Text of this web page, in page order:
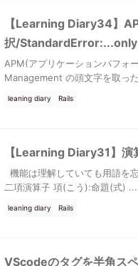
【Learning Diary34】
択/
APM(アプリケーションパフォ
Management の頭文字を取っ
leaning diary Rails
【Learning Diary31】演
機能は理解していても用語を
二項演算子 項(こう):命題(式) ...
leaning diary Rails
VScodeのタグを半角ス